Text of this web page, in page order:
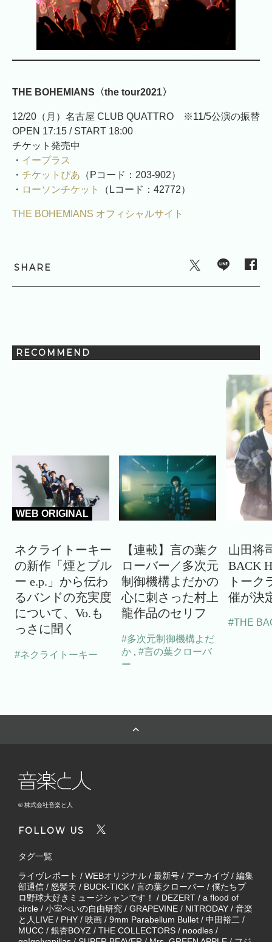
THE BOHEMIANS〈the tour2021〉
12/20（月）名古屋 CLUB QUATTRO ※11/5公演の振替
OPEN 17:15 / START 18:00
チケット発売中
・ イープラス
・ チケットぴあ （Pコード：203-902）
・ ローソンチケット （Lコード：42772）
THE BOHEMIANS オフィシャルサイト
SHARE
RECOMMEND
WEB ORIGINAL
ネクライトーキー
の新作「煙とブル
ー e.p.」から伝わ
るバンドの充実度
について、Vo.も
っさに聞く
#ネクライトーキー
【連載】言の葉ク
ローバー／多次元
制御機構よだかの
心に刺さった村上
龍作品のセリフ
#多次元制御機構よだ
か
#言の葉クローバ
ー
山田将
BACK
トーク
催が決
#THE
© 株式会社音楽と人
FOLLOW US
タグ一覧
ライヴレポート / WEBオリジナル / 最新号 / アーカイヴ/ 編集
部通信 / 怒髪天 / BUCK-TICK / 言の葉クローバー / 僕たちプ
ロ野球大好きミュージシャンです！
/ DEZERT / a flood of
circle / 小室ぺいの自由研究 / GRAPEVINE / NITRODAY / 音楽
と人LIVE / PHY / 映画 / 9mm Parabellum Bullet / 中田裕二 /
MUCC / 銀杏BOYZ / THE COLLECTORS / noodles /